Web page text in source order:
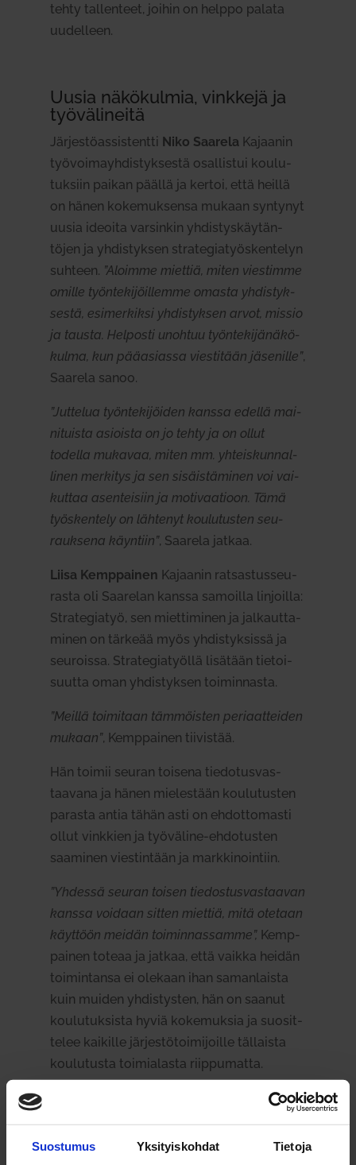
Suostumus Yksityiskohdat Tietoja
tehty tal­lenteet, joihin on helppo palata
uudelleen.
Uusia näkö­kulmia, vinkkejä ja
työ­vä­li­neitä
Jär­jes­tö­as­sis­tentti Niko SaarelaKajaanin
työ­voi­mayh­dis­tyk­sestä osal­listui kou­lu­
tuksiin paikan päällä ja kertoi, että heillä
on hänen koke­muk­sensa mukaan syn­tynyt
uusia ideoita var­sinkin yhdis­tys­käy­tän­
töjen ja yhdis­tyksen stra­te­gia­työs­ken­telyn
suhteen. ”Aloimme miettiä, miten vies­timme
omille työn­te­ki­jöil­lemme omasta yhdis­tyk­
sestä, esi­mer­kiksi yhdis­tyksen arvot, missio
ja tausta. Hel­posti unohtuu työn­te­ki­jä­nä­kö­
kulma, kun pää­asiassa vies­titään jäse­nille”,
Saarela sanoo.
”Jut­telua työn­te­ki­jöiden kanssa edellä mai­
ni­tuista asioista on jo tehty ja on ollut
todella mukavaa, miten mm. yhteis­kun­nal­
linen mer­kitys ja sen sisäis­tä­minen voi vai­
kuttaa asen­teisiin ja moti­vaa­tioon. Tämä
työs­kentely on läh­tenyt kou­lu­tusten seu­
rauksena käyntiin”, Saarela jatkaa.
Liisa Kemp­painen Kajaanin rat­sas­tus­seu­
rasta oli Saa­relan kanssa samoilla lin­joilla:
Stra­te­giatyö, sen miet­ti­minen ja jal­kaut­ta­
minen on tärkeää myös yhdis­tyk­sissä ja
seu­roissa. Stra­te­gia­työllä lisätään tie­toi­
suutta oman yhdis­tyksen toi­min­nasta.
”Meillä toi­mitaan täm­möisten peri­aat­teiden
mukaan”, Kemp­painen tii­vistää.
Hän toimii seuran toisena tie­do­tus­vas­
taavana ja hänen mie­lestään kou­lu­tusten
parasta antia tähän asti on ehdot­to­masti
ollut vinkkien ja työ­väline-ehdo­tusten
saa­minen vies­tintään ja mark­ki­nointiin.
”Yhdessä seuran toisen tie­dos­tus­vas­taavan
kanssa voidaan sitten miettiä, mitä otetaan
käyttöön meidän toi­min­nas­samme”,Kemp­
painen toteaa ja jatkaa, että vaikka heidän
toi­min­tansa ei olekaan ihan saman­laista
kuin muiden yhdis­tysten, hän on saanut
kou­lu­tuk­sista hyviä koke­muksia ja suo­sit­
telee kai­kille jär­jes­tö­toi­mi­joille täl­laista
kou­lu­tusta toi­mia­lasta riip­pu­matta.
Muu­toksia etä­osal­lis­tu­miseen
Hanke sai palau­tetta muu­ta­malta etä­osal­